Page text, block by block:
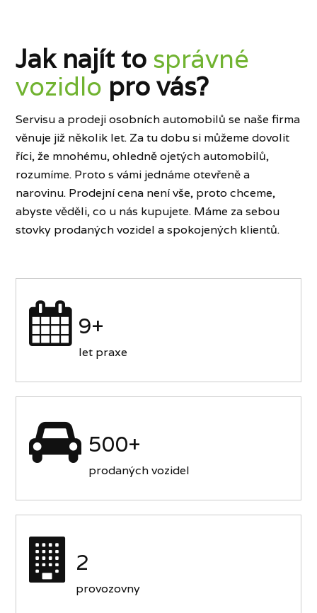
Jak najít to správné
vozidlo pro vás?
Servisu a prodeji osobních automobilů se naše firma
věnuje již několik let. Za tu dobu si můžeme dovolit
říci, že mnohému, ohledně ojetých automobilů,
rozumíme. Proto s vámi jednáme otevřeně a
narovinu. Prodejní cena není vše, proto chceme,
abyste věděli, co u nás kupujete. Máme za sebou
stovky prodaných vozidel a spokojených klientů.
9+
let praxe
500+
prodaných vozidel
2
provozovny